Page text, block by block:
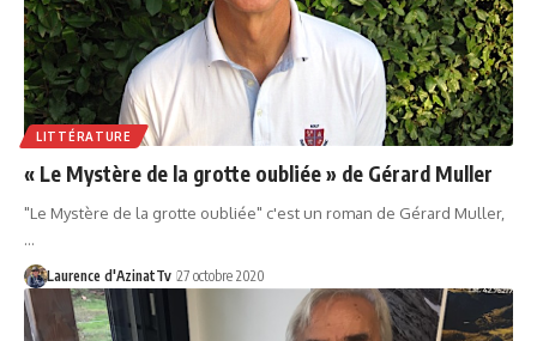
LITTÉRATURE
« Le Mystère de la grotte oubliée » de Gérard Muller
"Le Mystère de la grotte oubliée" c'est un roman de Gérard Muller,
…
Laurence d'AzinatTv 27 octobre 2020